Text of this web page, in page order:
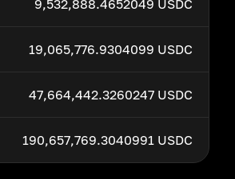
9,532,888.4652049 USDC
19,065,776.9304099 USDC
47,664,442.3260247 USDC
190,657,769.3040991 USDC